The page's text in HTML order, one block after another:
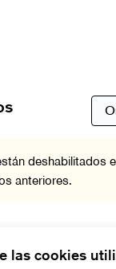
las cookies
deshabilitados
anteriores.